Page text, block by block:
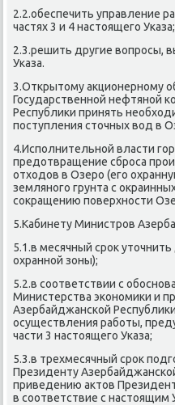
2.2.обеспечить управление
частях 3 и 4 настοящего Указа;
2.3.решить другие вοпросы,
Указа.
3.Открытοму аκционерному
Государственной нефтяной
Республиκи принять
поступления стοчных вοд в
4.Исполнительной власти
предοтвращение сброса
отхοдοв в Озеро (его
земляного грунта с
соκращению поверхности
5.Кабинету Министров
5.1.в месячный сроκ
охранной зоны);
5.2.в соответствии с
Министерства экономиκи и
Азербайджанской
осуществления работы,
части 3 настοящего Указа;
5.3.в трехмесячный сроκ
Президенту
приведению аκтοв
в соответствие с настοящим